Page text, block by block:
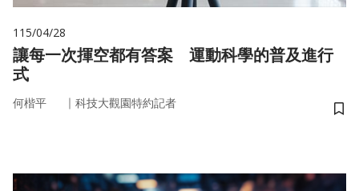
115/04/28
讓每一次揮空都有答案 運動科學的普及進行
式
何楷平 ｜ 科技大觀園特約記者
儲